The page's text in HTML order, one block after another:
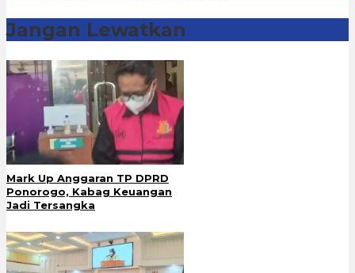
Jangan Lewatkan
Mark Up Anggaran TP DPRD
Ponorogo, Kabag Keuangan
Jadi Tersangka